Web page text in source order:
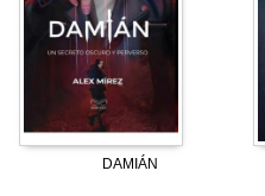
DAMIÁN